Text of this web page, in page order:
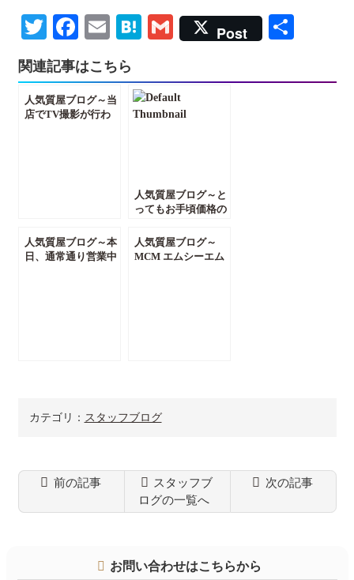
Twitter
Facebook
EmailHatena
Gmail
Post
共
関連記事はこちら
人気質屋ブログ～当
店でTV撮影が行わ
人気質屋ブログ～と
ってもお手頃価格の
す！！～【質屋かん
てい局前橋店】【群
人気質屋ブログ～本
日、通常通り営業中
人気質屋ブログ～
MCM エムシーエム
カテゴリ： スタッフブログ
前の記事
スタッフブ
ログの一覧へ
次の記事
お問い合わせはこちらから